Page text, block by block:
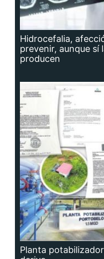
Hidrocefalia,
prevenir, aunque sí
producen
Planta